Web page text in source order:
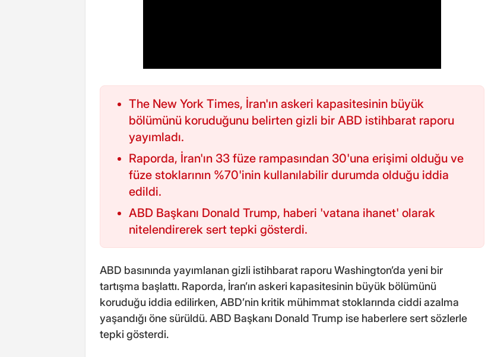
The New York Times, İran'ın askeri kapasitesinin büyük
bölümünü koruduğunu belirten gizli bir ABD istihbarat raporu
yayımladı.
Raporda, İran'ın 33 füze rampasından 30'una erişimi olduğu ve
füze stoklarının %70'inin kullanılabilir durumda olduğu iddia
edildi.
ABD Başkanı Donald Trump, haberi 'vatana ihanet' olarak
nitelendirerek sert tepki gösterdi.
ABD basınında yayımlanan gizli istihbarat raporu Washington’da yeni bir
tartışma başlattı. Raporda, İran’ın askeri kapasitesinin büyük bölümünü
koruduğu iddia edilirken, ABD’nin kritik mühimmat stoklarında ciddi azalma
yaşandığı öne sürüldü. ABD Başkanı Donald Trump ise haberlere sert sözlerle
tepki gösterdi.